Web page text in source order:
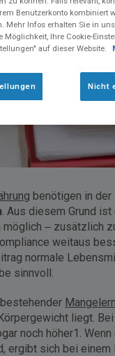
benötigen in der
. Aus diesem Grund
–
weitaus
normale
sinnvoll.
liegt. Bei
noch höher1.
ergibt sich bei
Benutzerkonto
Mehr Infos erhalten Sie in
Möglichkeit, Ihre Cookie-
auf dieser Website.
Nicht